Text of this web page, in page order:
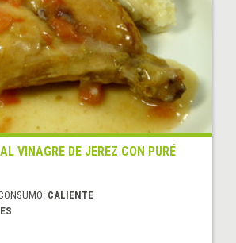
VINAGRE DE JEREZ CON PURÉ
CALIENTE